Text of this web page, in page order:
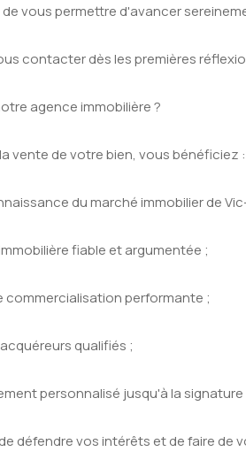
vous permettre d'avancer
contacter dès les premières
agence immobilière ?
vente de votre bien, vous bénéficiez :
du marché immobilier de
fiable et argumentée ;
commercialisation performante ;
qualifiés ;
personnalisé jusqu'à la
défendre vos intérêts et de faire de